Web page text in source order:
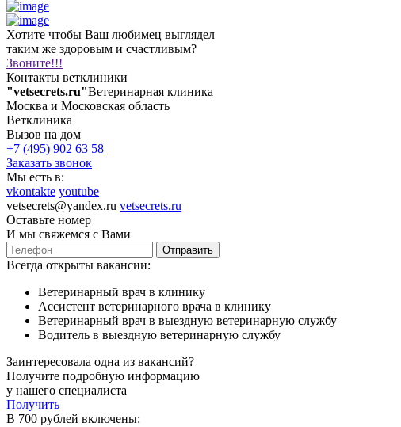
Хотите чтобы Ваш любимец выглядел
таким же здоровым и счастливым?
Звоните!!!
Контакты ветклиники
"vetsecrets.ru"Ветеринарная клиника
Москва и Московская область
Ветклиника
Вызов на дом
+7 (495) 902 63 58
Заказать звонок
Мы есть в:
vkontakte youtube
vetsecrets@yandex.ru vetsecrets.ru
Оставьте номер
И мы свяжемся с Вами
Отправить
Всегда открыты вакансии:
Ветеринарный врач в клинику
Ассистент ветеринарного врача в клинику
Ветеринарный врач в выездную ветеринарную службу
Водитель в выездную ветеринарную службу
Заинтересовала одна из вакансий?
Получите подробную информацию
у нашего специалиста
Получить
В 700 рублей включены: